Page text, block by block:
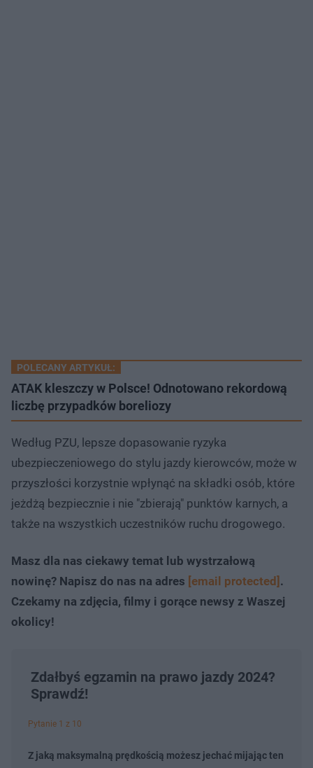
POLECANY ARTYKUŁ:
ATAK kleszczy w Polsce! Odnotowano rekordową
liczbę przypadków boreliozy
Według PZU, lepsze dopasowanie ryzyka
ubezpieczeniowego do stylu jazdy kierowców, może w
przyszłości korzystnie wpłynąć na składki osób, które
jeżdżą bezpiecznie i nie "zbierają" punktów karnych, a
także na wszystkich uczestników ruchu drogowego.
Masz dla nas ciekawy temat lub wystrzałową
nowinę? Napisz do nas na adres [email protected] .
Czekamy na zdjęcia, filmy i gorące newsy z Waszej
okolicy!
Zdałbyś egzamin na prawo jazdy 2024?
Sprawdź!
Pytanie 1 z 10
Z jaką maksymalną prędkością możesz jechać mijając ten